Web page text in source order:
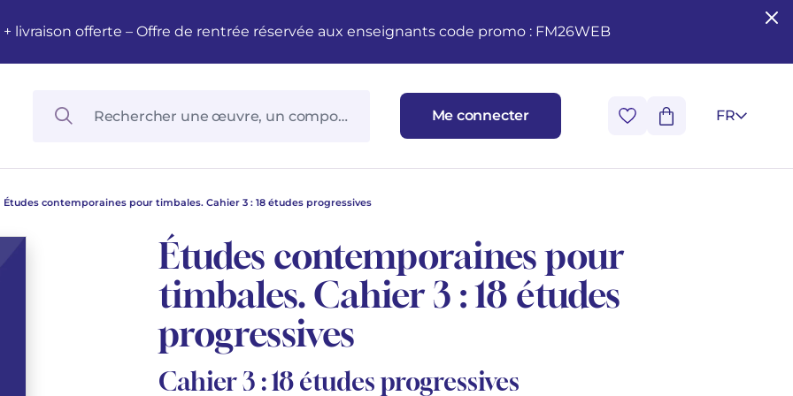
livraison offerte – Offre de rentrée réservée aux enseignants code promo : FM26WEB
Me connecter FR
Études contemporaines pour timbales. Cahier 3 : 18 études progressives
Études contemporaines pour
timbales. Cahier 3 : 18 études
progressives
Cahier 3 : 18 études progressives